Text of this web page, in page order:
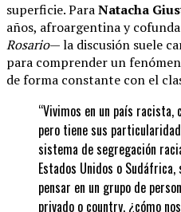
superficie. ParaNatacha
años, afroargentina y
Rosario— la discusión suele
para comprender un
de forma constante con el
“Vivimos en un país
pero tiene sus
sistema de segregación
Estados Unidos o
pensar en un grupo de
privado o country, ¿cómo